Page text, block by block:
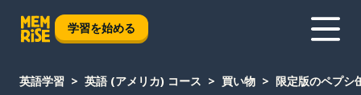
学習を始める
英語学習 英語 (アメリカ) コース 買い物 限定版のペプシ